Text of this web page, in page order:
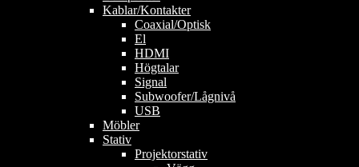
Kablar/Kontakter
Coaxial/Optisk
El
HDMI
Högtalar
Signal
Subwoofer/Lågnivå
USB
Möbler
Stativ
Projektorstativ